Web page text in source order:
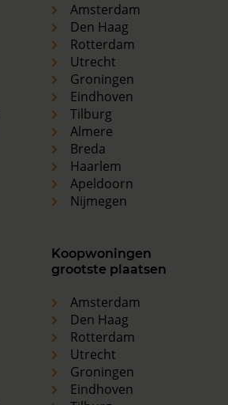
Amsterdam
Den Haag
Rotterdam
Utrecht
Groningen
Eindhoven
Tilburg
Almere
Breda
Haarlem
Apeldoorn
Nijmegen
Koopwoningen
grootste plaatsen
Amsterdam
Den Haag
Rotterdam
Utrecht
Groningen
Eindhoven